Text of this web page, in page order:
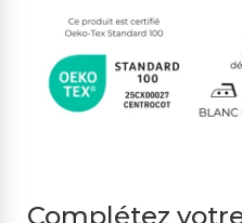
Complétez